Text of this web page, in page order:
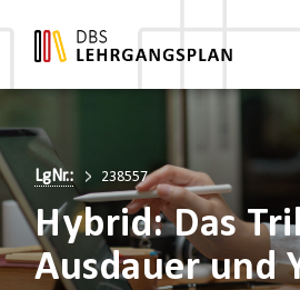
LgNr.: 238557
Hybrid: Das
Ausdauer und